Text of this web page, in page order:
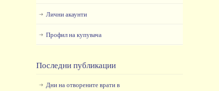
Лични акаунти
Профил на купувача
Последни публикации
Дни на отворените врати в